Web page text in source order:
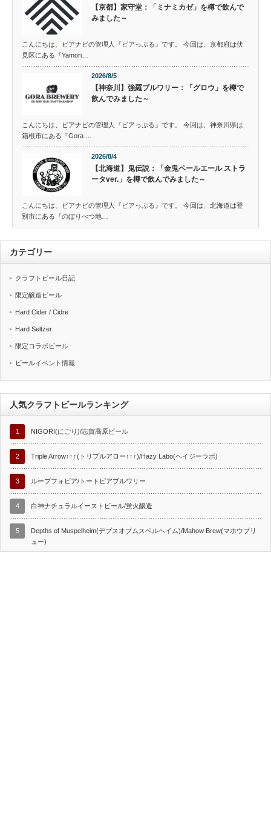
【京都】家守堂：「ミナミカゼ」を樽で飲んで
みました～
こんにちは、ビアナビの管理人『ビアっぷる』です。 今回は、京都府は伏
見区にある『Yamori…
2026/8/5
【神奈川】強羅ブルワリー：「グロウ」を樽で
飲んでみました～
こんにちは、ビアナビの管理人『ビアっぷる』です。 今回は、神奈川県は
箱根市にある『Gora …
2026/8/4
【北海道】鬼伝説：「金鬼ペールエール ストラ
ータver.」を樽で飲んでみました～
こんにちは、ビアナビの管理人『ビアっぷる』です。 今回は、北海道は登
別市にある『のぼりべつ地…
カテゴリー
クラフトビール日記
限定醸造ビール
Hard Cider / Cidre
Hard Seltzer
限定コラボビール
ビールイベント情報
人気クラフトビールランキング
1 NIGORI(にごり)/志賀高原ビール
2 Triple Arrow↑↑↑(トリプルアロー↑↑↑)/Hazy Labo(ヘイジーラボ)
3 ループフォビア/トートピアブルワリー
4 白神ナチュラルイーストビール/蛍火醸造
5
Depths of Muspelheim(デプスオブムスペルヘイム)/Mahow Brew(マホウブリ
ュー)